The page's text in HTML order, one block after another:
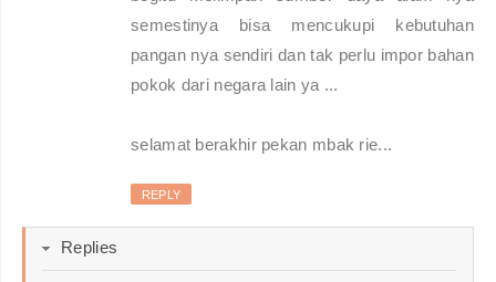
semestinya bisa mencukupi kebutuhan
pangan nya sendiri dan tak perlu impor bahan
pokok dari negara lain ya ...
selamat berakhir pekan mbak rie...
REPLY
Replies